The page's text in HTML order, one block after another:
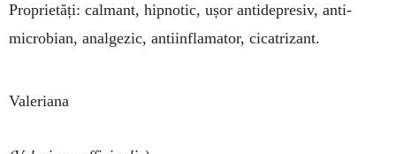
Proprietăți: calmant, hip­notic, ușor antidepresiv, anti­
microbian, analgezic, anti­inflamator, cicatrizant.
Valeriana